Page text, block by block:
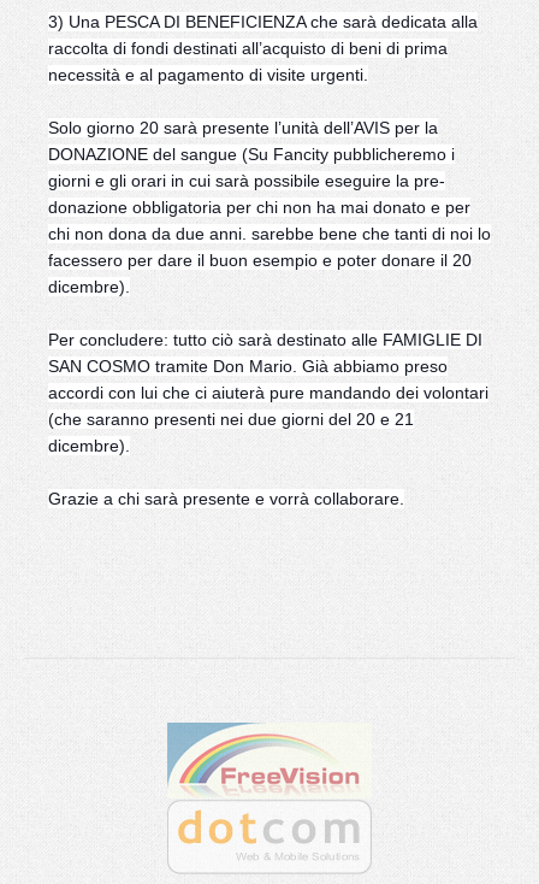
3) Una PESCA DI BENEFICIENZA che sarà dedicata alla
raccolta di fondi destinati all’acquisto di beni di prima
necessità e al pagamento di visite urgenti.
Solo giorno 20 sarà presente l’unità dell’AVIS per la
DONAZIONE del sangue (Su Fancity pubblicheremo i
giorni e gli orari in cui sarà possibile eseguire la pre-
donazione obbligatoria per chi non ha mai donato e per
chi non dona da due anni. sarebbe bene che tanti di noi lo
facessero per dare il buon esempio e poter donare il 20
dicembre).
Per concludere: tutto ciò sarà destinato alle FAMIGLIE DI
SAN COSMO tramite Don Mario. Già abbiamo preso
accordi con lui che ci aiuterà pure mandando dei volontari
(che saranno presenti nei due giorni del 20 e 21
dicembre).
Grazie a chi sarà presente e vorrà collaborare.